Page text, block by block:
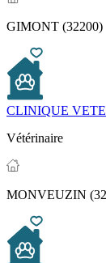
GIMONT (32200)
CLINIQUE
Vétérinaire
MONVEUZIN